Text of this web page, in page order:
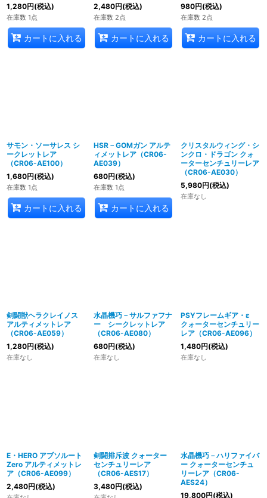
1,280円(税込)
在庫数 1点
カートに入れる
2,480円(税込)
在庫数 2点
カートに入れる
980円(税込)
在庫数 2点
カートに入れる
サモン・ソーサレス シ
ークレットレア
（CR06-AE100）
1,680円(税込)
在庫数 1点
カートに入れる
HSR－GOMガン アルテ
ィメットレア（CR06-
AE039）
680円(税込)
在庫数 1点
カートに入れる
クリスタルウィング・シ
ンクロ・ドラゴン クォ
ーターセンチュリーレア
（CR06-AE030）
5,980円(税込)
在庫なし
剣闘獣ヘラクレイノス
アルティメットレア
（CR06-AE059）
1,280円(税込)
在庫なし
水晶機巧－サルファフナ
ー シークレットレア
（CR06-AE080）
680円(税込)
在庫なし
PSYフレームギア・ε
クォーターセンチュリー
レア（CR06-AE096）
1,480円(税込)
在庫なし
E・HERO アブソルート
Zero アルティメットレ
ア（CR06-AE099）
2,480円(税込)
剣闘排斥波 クォーター
センチュリーレア
（CR06-AES17）
3,480円(税込)
水晶機巧－ハリファイバ
ー クォーターセンチュ
リーレア（CR06-
AES24）
19,800円(税込)